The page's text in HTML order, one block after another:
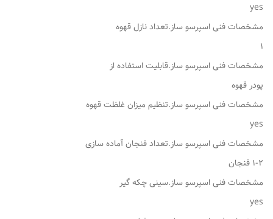
yes
مشخصات فنی اسپرسو ساز.تعداد نازل قهوه
1
مشخصات فنی اسپرسو ساز.قابلیت استفاده از
پودر قهوه
مشخصات فنی اسپرسو ساز.تنظیم میزان غلظت قهوه
yes
مشخصات فنی اسپرسو ساز.تعداد فنجان آماده سازی
1-2 فنجان
مشخصات فنی اسپرسو ساز.سینی چکه گیر
yes